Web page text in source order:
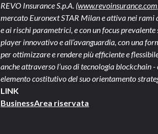
REVO Insurance S.p.A.
mercato Euronext STAR Milan e attiva nei
e ai rischi parametrici, e con un focus
player innovativo e all’avanguardia, con una
per ottimizzare e rendere più efficiente e
anche attraverso l’uso di tecnologia blockchain
elemento costitutivo del suo orientamento
LINK
BusinessArea riservata